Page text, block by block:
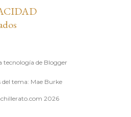
tecnología de Blogger
del tema: Mae Burke
2026